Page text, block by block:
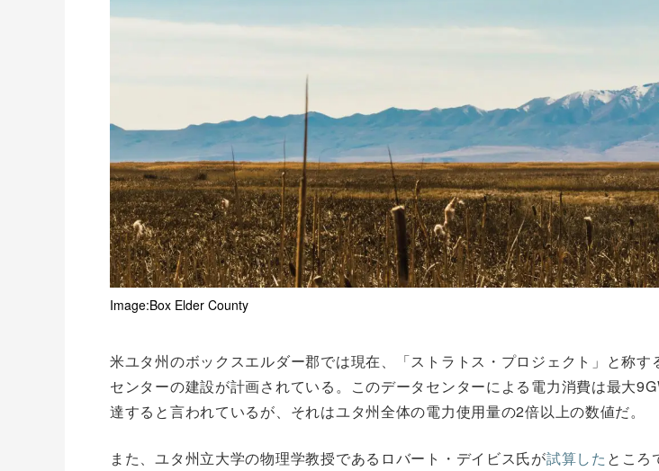
Image:Box Elder County
米ユタ州のボックスエルダー郡では現在、「ストラトス・プロジェクト」と称す
センターの建設が計画されている。このデータセンターによる電力消費は最大
達すると言われているが、それはユタ州全体の電力使用量の2倍以上の数値だ。
また、ユタ州立大学の物理学教授であるロバート・デイビス氏が試算した ところ